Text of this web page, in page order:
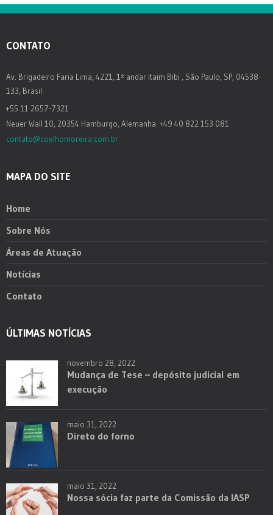
CONTATO
Av. Brigadeiro Faria Lima, 4221, 1º andar Itaim Bibi , São Paulo, SP, 04538-
133, Brasil
+55 11 2657-7321
Neuer Wall 10, 20354 Hamburgo, Alemanha. +49 40 822 153 081
contato@coelhomoreira.com.br
MAPA DO SITE
Home
Sobre Nós
Áreas de Atuação
Notícias
Contato
ÚLTIMAS NOTÍCIAS
novembro 28, 2022
Mudança de Tese – depósito judicial em
execução
maio 31, 2022
Direto do forno
maio 31, 2022
Nossa sócia faz parte da Comissão da IASP